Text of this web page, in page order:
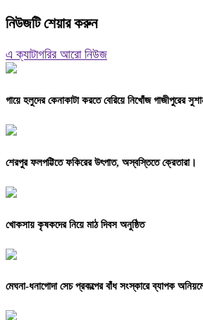
নিউজটি শেয়ার করুন
এ ক্যাটাগরির আরো নিউজ
গায়ে হলুদের কেনাকাটা করতে বেরিয়ে নিখোঁজ গাজীপুরের
শেরপুর ফলপট্টিতে ফকিরের উৎপাত, অস্বস্তিতে ক্রেতারা।
খোকসায় কৃষকদের নিয়ে মাঠ দিবস অনুষ্ঠিত
মেঘনা-ধনাগোদা সেচ প্রকল্পের বাঁধ সংস্কারে ব্যাপক